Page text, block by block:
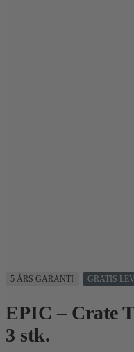
5 ÅRS GARANTI GRATIS
EPIC – Crate
3 stk.